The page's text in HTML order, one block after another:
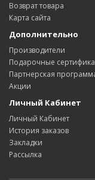
Возврат товара
Карта сайта
Дополнительно
Производители
Подарочные
Партнерская
Акции
Личный Кабинет
Личный Кабинет
История заказов
Закладки
Рассылка